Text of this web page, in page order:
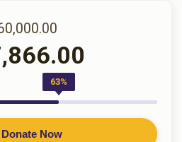
63%
Donate Now